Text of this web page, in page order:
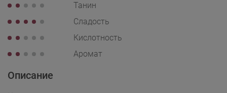
Танин
Сладость
Кислотность
Аромат
Описание